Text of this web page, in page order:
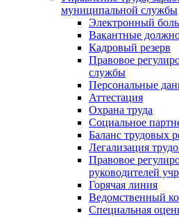
муниципальной службы
Электронный
Вакантные
Кадровый резерв
Правовое
службы
Персональные
Аттестация
Охрана труда
Социальное
Баланс трудовых
Легализация
Правовое
руководителей
Горячая линия
Ведомственный
Специальная